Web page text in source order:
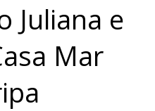
Juliana e
Mar